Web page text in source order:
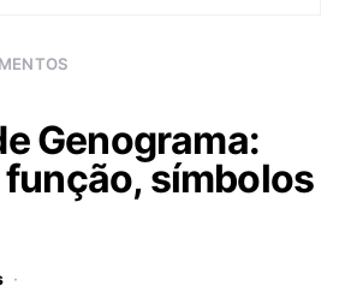
Genograma:
símbolos